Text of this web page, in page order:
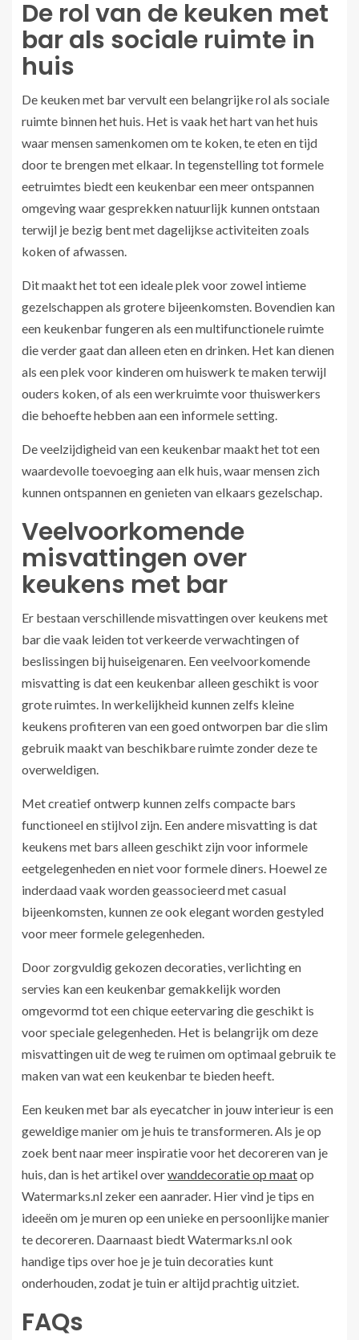
De rol van de keuken met
bar als sociale ruimte in
huis
De keuken met bar vervult een belangrijke rol als sociale
ruimte binnen het huis. Het is vaak het hart van het huis
waar mensen samenkomen om te koken, te eten en tijd
door te brengen met elkaar. In tegenstelling tot formele
eetruimtes biedt een keukenbar een meer ontspannen
omgeving waar gesprekken natuurlijk kunnen ontstaan
terwijl je bezig bent met dagelijkse activiteiten zoals
koken of afwassen.
Dit maakt het tot een ideale plek voor zowel intieme
gezelschappen als grotere bijeenkomsten. Bovendien kan
een keukenbar fungeren als een multifunctionele ruimte
die verder gaat dan alleen eten en drinken. Het kan dienen
als een plek voor kinderen om huiswerk te maken terwijl
ouders koken, of als een werkruimte voor thuiswerkers
die behoefte hebben aan een informele setting.
De veelzijdigheid van een keukenbar maakt het tot een
waardevolle toevoeging aan elk huis, waar mensen zich
kunnen ontspannen en genieten van elkaars gezelschap.
Veelvoorkomende
misvattingen over
keukens met bar
Er bestaan verschillende misvattingen over keukens met
bar die vaak leiden tot verkeerde verwachtingen of
beslissingen bij huiseigenaren. Een veelvoorkomende
misvatting is dat een keukenbar alleen geschikt is voor
grote ruimtes. In werkelijkheid kunnen zelfs kleine
keukens profiteren van een goed ontworpen bar die slim
gebruik maakt van beschikbare ruimte zonder deze te
overweldigen.
Met creatief ontwerp kunnen zelfs compacte bars
functioneel en stijlvol zijn. Een andere misvatting is dat
keukens met bars alleen geschikt zijn voor informele
eetgelegenheden en niet voor formele diners. Hoewel ze
inderdaad vaak worden geassocieerd met casual
bijeenkomsten, kunnen ze ook elegant worden gestyled
voor meer formele gelegenheden.
Door zorgvuldig gekozen decoraties, verlichting en
servies kan een keukenbar gemakkelijk worden
omgevormd tot een chique eetervaring die geschikt is
voor speciale gelegenheden. Het is belangrijk om deze
misvattingen uit de weg te ruimen om optimaal gebruik te
maken van wat een keukenbar te bieden heeft.
Een keuken met bar als eyecatcher in jouw interieur is een
geweldige manier om je huis te transformeren. Als je op
zoek bent naar meer inspiratie voor het decoreren van je
huis, dan is het artikel overwanddecoratie op maatop
Watermarks.nl zeker een aanrader. Hier vind je tips en
ideeën om je muren op een unieke en persoonlijke manier
te decoreren. Daarnaast biedt Watermarks.nl ook
handige tips over hoe je je tuin decoraties kunt
onderhouden, zodat je tuin er altijd prachtig uitziet.
FAQs